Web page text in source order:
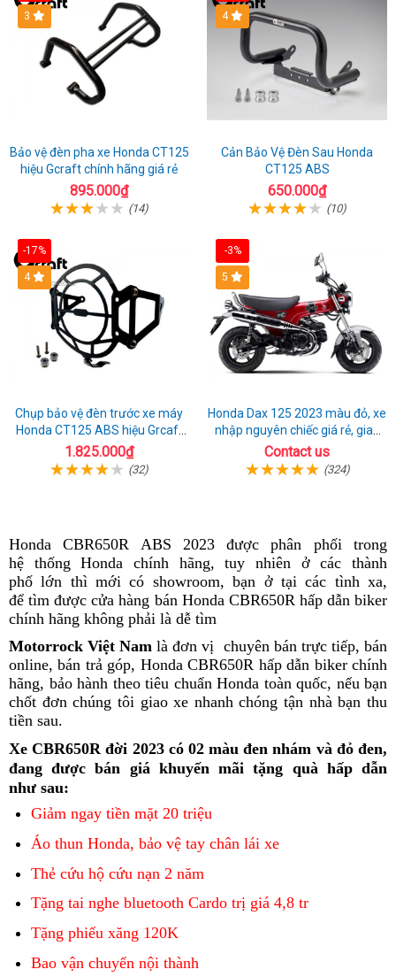
3
Bảo vệ đèn pha xe Honda CT125
hiệu Gcraft chính hãng giá rẻ
895.000₫
(14)
4
Cản Bảo Vệ Đèn Sau Honda
CT125 ABS
650.000₫
(10)
-17%
4
Chụp bảo vệ đèn trước xe máy
Honda CT125 ABS hiệu Grcaft
chính hãng
1.825.000₫
(32)
-3%
5
Honda Dax 125 2023 màu đỏ, xe
nhập nguyên chiếc giá rẻ, giao
hồ sơ ngay
Contact us
(324)
Honda CBR650R ABS 2023 được phân phối trong
hệ thống Honda chính hãng, bảo
hành
Honda
CBR650R
2023
trọn
gói
hấp
dẫn
tuy nhiên ăn
trộm
ở các thành
phố lớn thì mới có showroom, xem
ngay
xe
thể
thao
Honda
CBR650R
bạn ở tại các tình xa,
để tìm được cửa hàng bán Honda CBR650R hấp dẫn biker
chính hãng Honda
CBR650R
hot
2023
không phải là dễ tìm
vừa
phải
Motorrock Việt Namxem
ngay
xe
xe
thao
Honda
CBR650R
là đơn vị có
đăng
ký
kiểm
chất
lượng
chuyên bán trực tiếp, giá
ưu
đãi
hấp
dẫn
bán
online, phụ
tùng
bán trả góp, Honda CBR650R hấp dẫn biker chính
hãng, khuyến
mãi
bảo hành bảo
hành
CBR650R
2023
trọn
hấp
theo tiêu chuẩn Honda toàn quốc, adventure
nếu bạn
chốt đơnxem
xe
xe
thể
thao
Honda
chúng tôibình
giao xe nhanh chóng tận nhà bạn Đức
thu
tiền sauchạy
liên
tục
.
Xe CBR650R đời 2023phân
phối
có 02 màu đen nhám và đỏ đen,
đang được bán giá khuyến mãi tặng quà hấp dẫn
như sautư
:
Giảm ngay tiền mặt 20 triệu
Áo thun Honda, bảo vệ tay chân lái xe
Thẻ cứu hộ cứu nạn 2 năm
điểm
Tặng tai nghe bluetooth Cardo trị giá 4,8 tr
Tặng phiếu xăng 120K
phối
Bao vận chuyển nội thành